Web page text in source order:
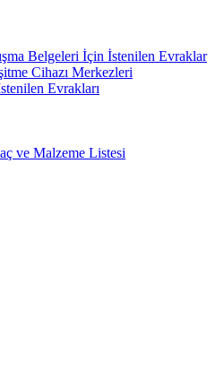
Belgeleri İçin İstenilen Evraklar
Cihazı Merkezleri
Evrakları
ve Malzeme Listesi